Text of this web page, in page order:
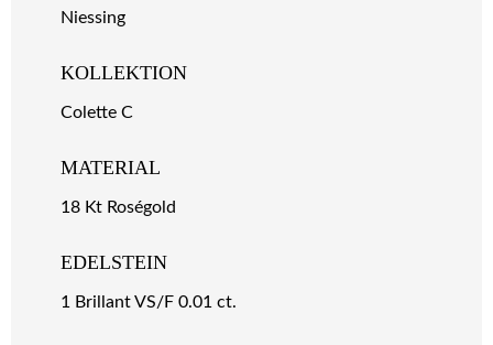
Niessing
KOLLEKTION
Colette C
MATERIAL
18 Kt Roségold
EDELSTEIN
1 Brillant VS/F 0.01 ct.